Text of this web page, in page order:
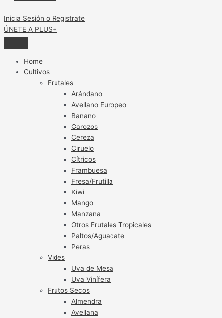
Inicia Sesión o Registrate
ÚNETE A PLUS+
Home
Cultivos
Frutales
Arándano
Avellano Europeo
Banano
Carozos
Cereza
Ciruelo
Cítricos
Frambuesa
Fresa/Frutilla
Kiwi
Mango
Manzana
Otros Frutales Tropicales
Paltos/Aguacate
Peras
Vides
Uva de Mesa
Uva Vinífera
Frutos Secos
Almendra
Avellana